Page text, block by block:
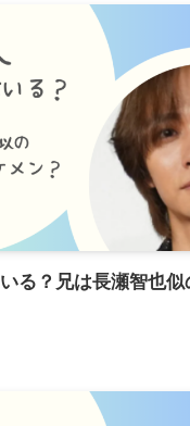
る？兄は長瀬智也似